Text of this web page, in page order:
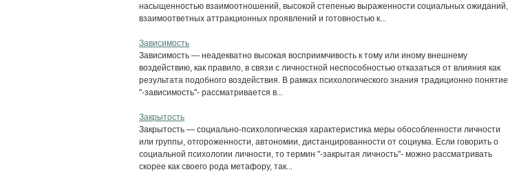
насыщенностью взаимоотношений, высокой степенью выраженности социальных ожиданий,
взаимоответных аттракционных проявлений и готовностью к...
Зависимость
Зависимость — неадекватно высокая восприимчивость к тому или иному внешнему
воздействию, как правило, в связи с личностной неспособностью отказаться от влияния как
результата подобного воздействия. В рамках психологического знания традиционно понятие
"-зависимость"- рассматривается в...
Закрытость
Закрытость — социально-психологическая характеристика меры обособленности личности
или группы, отгороженности, автономии, дистанцированности от социума. Если говорить о
социальной психологии личности, то термин "-закрытая личность"- можно рассматривать
скорее как своего рода метафору, так...